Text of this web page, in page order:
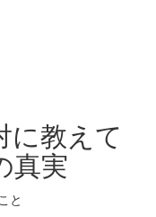
に教えて
真実
と